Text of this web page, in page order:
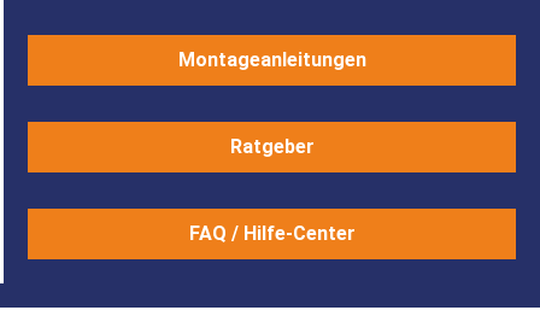
Montageanleitungen
Ratgeber
FAQ / Hilfe-Center